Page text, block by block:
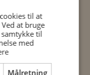
til at
at bruge
til
med
Målretning